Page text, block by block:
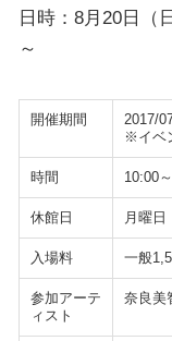
日時：8月20日（
～
開催期間
2017/
※イベ
時間 10:00
休館日 月曜日
入場料 一般
参加アーテ
ィスト
奈良美